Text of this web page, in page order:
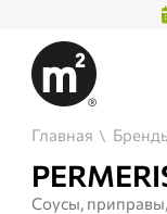
Главная
Соусы,